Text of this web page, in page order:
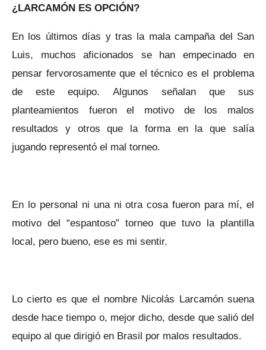
¿LARCAMÓN ES OPCIÓN?
En los últimos días y tras la mala campaña del San
Luis, muchos aficionados se han empecinado en
pensar fervorosamente que el técnico es el problema
de este equipo. Algunos señalan que sus
planteamientos fueron el motivo de los malos
resultados y otros que la forma en la que salía
jugando representó el mal torneo.
En lo personal ni una ni otra cosa fueron para mí, el
motivo del “espantoso” torneo que tuvo la plantilla
local, pero bueno, ese es mi sentir.
Lo cierto es que el nombre Nicolás Larcamón suena
desde hace tiempo o, mejor dicho, desde que salió del
equipo al que dirigió en Brasil por malos resultados.